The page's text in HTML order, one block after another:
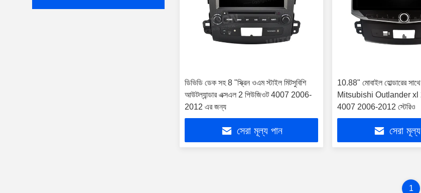
ডিভিডি ডেক সহ 8 "স্ক্রিন ওএম স্টাইল মিটসুবিশি
আউটল্যান্ডার এক্সএল 2 পিউজিওট 4007 2006-
2012 এর জন্য
সেরা মূল্য পান
10.88" মোবাইল হোল্ডারের সাথে
Mitsubishi Outlander xl
4007 2006-2012 স্টেরিও
সেরা
1